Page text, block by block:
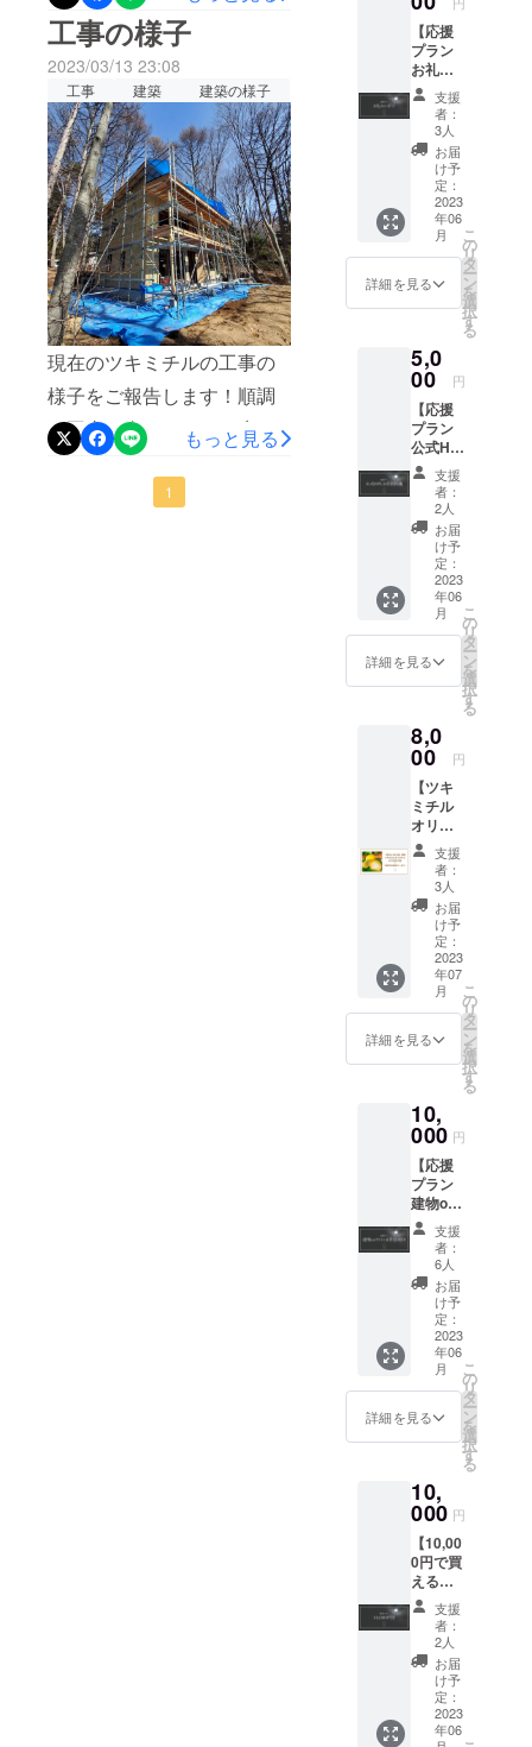
を大切なお仲間・ご友人へ
SNS等でのシェアをお願い
できますと幸いです。「月
とココロが、満ちるトコ
ロ。」というコンセプトを
より多くの方々へ味わって
いただくことができれば、
我々にとってこれ以上の喜
びはございません。ツキミ
チルInstagram：
https://www.instagram.com/t
sukimechill/ツキミチル公式
Twitter：
https://twitter.com/tsukimechi
llツキミチルのグランドオー
プンは2023年7月3日を予定
げさまで、ツキミチルのク
ラウドファンディングが最
終日を迎えました。そし
て、3/24には目標金額を達
成することができました。
ご支援いただいた皆様、誠
にありがとうございま
す！！達成の際に活動報告
などでご連絡ができず申し
訳ありませんでした。そし
て現在は、NEXTゴールとし
て【100万円】を設定させて
いただいております。もっ
と多くの方へツキミチルの
魅力を知っていただきた
い、という想いのもと試行
工事の様子
2023/03/13 23:08
工事 建築 建築の様子
現在のツキミチルの工事の
様子をご報告します！順調
に工事も進んでおり、先日
サッシと玄関ドアが入りま
した。サウナとお月見デッ
もっと見る
1
て、心身と
もに満たさ
れる空間・
体験を提供
するための
貸別荘事業
ト。
まずは軽井
沢の御代田
「月見と
アート」が
楽しめる、
住所非公開
のアートホ
テル"ツキミ
チル"を誕生
させます。
【応援
プラン
お礼の
メッ
セー
ジ】 ご
支援に
対する
お礼の
メッ
セージ
をメー
ルにて
ご送付
させて
いただ
す。 そ
のほか
のリ
ターン
はござ
いませ
んので
ご注意
くださ
い。
支援
者：
3人
お届
け予
定：
2023
年06
月
詳細を見る
こ
の
リ
タ
ー
ン
を
選
択
す
る
5,0
00 円
【応援
プラン
公式HP
にお名
前掲
載】 ツ
キミチ
ルの公
式HPに
支援者
のお名
前（個
人）を
刻印
し、ご
支援に
お礼の
メッ
セージ
をメー
ルにて
ご送付
させて
いただ
きま
す。 そ
のほか
のリ
ターン
はござ
いませ
んので
ご注意
間：23
年6月〜
を予定
掲載方
法：文
字のみ
※支援
時、必
ず備考
欄に掲
載を希
望され
るお名
前をご
記入く
ださ
い。
支援
者：
2人
お届
け予
定：
2023
年06
月
詳細を見る
こ
の
リ
タ
ー
ン
を
選
択
す
る
8,0
00 円
【ツキ
ミチル
オリジ
ナルお
月見団
子＋
5000円
分宿泊
クーポ
ン】 ツ
キミチ
ルオリ
ジナル
のお月
見団子1
箱（8個
をクー
ル便で
お届け
しま
す。 モ
チモチ
の大福
の生地
に爽や
かなレ
モン汁
を加え
た餡を
包んで
いま
す。フ
レッ
新しい
和菓子
です。
ぜひ、
お月見
しなが
らご賞
味くだ
さい。
東松山
富久屋
https://
wagash
支援
者：
3人
お届
け予
定：
2023
年07
月
詳細を見る
こ
の
リ
タ
ー
ン
を
選
択
す
る
10,
000 円
【応援
プラン
建物or
サウナ
にお名
前刻
印】 建
物（or
サウ
ナ）に
支援者
のお名
前（個
人）を
刻印
し、ご
対する
お礼の
メッ
セージ
をメー
ルにて
ご送付
させて
いただ
きま
す。 そ
のほか
のリ
ターン
支援
者：
6人
お届
け予
定：
2023
年06
月
詳細を見る
こ
の
リ
タ
ー
ン
を
選
択
す
る
10,
000 円
【10,00
0円で買
える割
引クー
ポン
15,000
円分】
ツキミ
チルの
グラン
ドオー
支援
者：
2人
お届
け予
定：
2023
年06